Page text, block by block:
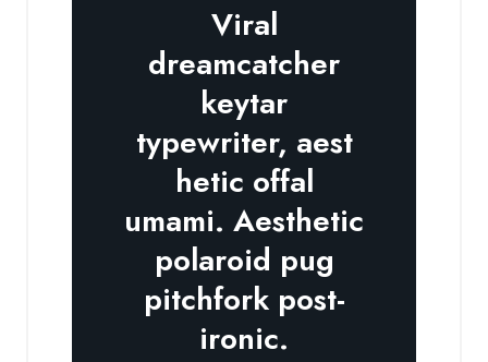
Viral
dreamcatcher
keytar
typewriter, aest
hetic offal
umami. Aesthetic
polaroid pug
pitchfork post-
ironic.